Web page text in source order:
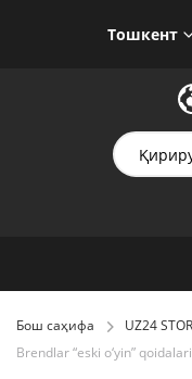
Тошкент
Бош саҳифа
UZ24
Brendlar “eski o‘yin”